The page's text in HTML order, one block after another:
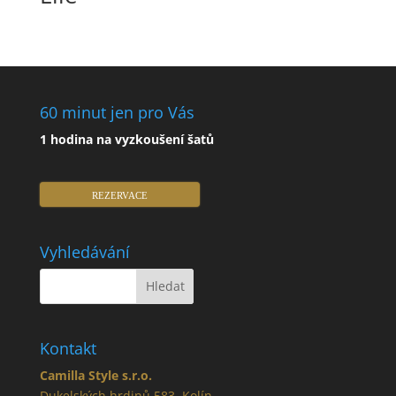
60 minut jen pro Vás
1 hodina na vyzkoušení šatů
REZERVACE
Vyhledávání
Kontakt
Camilla Style s.r.o.